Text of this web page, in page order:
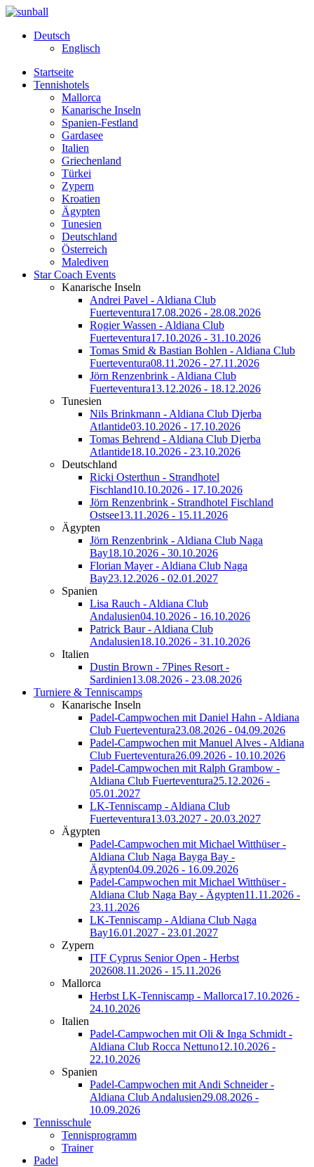
Deutsch
Englisch
Startseite
Tennishotels
Mallorca
Kanarische Inseln
Spanien-Festland
Gardasee
Italien
Griechenland
Türkei
Zypern
Kroatien
Ägypten
Tunesien
Deutschland
Österreich
Malediven
Star Coach Events
Kanarische Inseln
Andrei Pavel - Aldiana Club
Fuerteventura17.08.2026 - 28.08.2026
Rogier Wassen - Aldiana Club
Fuerteventura17.10.2026 - 31.10.2026
Tomas Smid & Bastian Bohlen - Aldiana Club
Fuerteventura08.11.2026 - 27.11.2026
Jörn Renzenbrink - Aldiana Club
Fuerteventura13.12.2026 - 18.12.2026
Tunesien
Nils Brinkmann - Aldiana Club Djerba
Atlantide03.10.2026 - 17.10.2026
Tomas Behrend - Aldiana Club Djerba
Atlantide18.10.2026 - 23.10.2026
Deutschland
Ricki Osterthun - Strandhotel
Fischland10.10.2026 - 17.10.2026
Jörn Renzenbrink - Strandhotel Fischland
Ostsee13.11.2026 - 15.11.2026
Ägypten
Jörn Renzenbrink - Aldiana Club Naga
Bay18.10.2026 - 30.10.2026
Florian Mayer - Aldiana Club Naga
Bay23.12.2026 - 02.01.2027
Spanien
Lisa Rauch - Aldiana Club
Andalusien04.10.2026 - 16.10.2026
Patrick Baur - Aldiana Club
Andalusien18.10.2026 - 31.10.2026
Italien
Dustin Brown - 7Pines Resort -
Sardinien13.08.2026 - 23.08.2026
Turniere & Tenniscamps
Kanarische Inseln
Padel-Campwochen mit Daniel Hahn - Aldiana
Club Fuerteventura23.08.2026 - 04.09.2026
Padel-Campwochen mit Manuel Alves - Aldiana
Club Fuerteventura26.09.2026 - 10.10.2026
Padel-Campwochen mit Ralph Grambow -
Aldiana Club Fuerteventura25.12.2026 -
05.01.2027
LK-Tenniscamp - Aldiana Club
Fuerteventura13.03.2027 - 20.03.2027
Ägypten
Padel-Campwochen mit Michael Witthüser -
Aldiana Club Naga Bayga Bay -
Ägypten04.09.2026 - 16.09.2026
Padel-Campwochen mit Michael Witthüser -
Aldiana Club Naga Bay - Ägypten11.11.2026 -
23.11.2026
LK-Tenniscamp - Aldiana Club Naga
Bay16.01.2027 - 23.01.2027
Zypern
ITF Cyprus Senior Open - Herbst
202608.11.2026 - 15.11.2026
Mallorca
Herbst LK-Tenniscamp - Mallorca17.10.2026 -
24.10.2026
Italien
Padel-Campwochen mit Oli & Inga Schmidt -
Aldiana Club Rocca Nettuno12.10.2026 -
22.10.2026
Spanien
Padel-Campwochen mit Andi Schneider -
Aldiana Club Andalusien29.08.2026 -
10.09.2026
Tennisschule
Tennisprogramm
Trainer
Padel